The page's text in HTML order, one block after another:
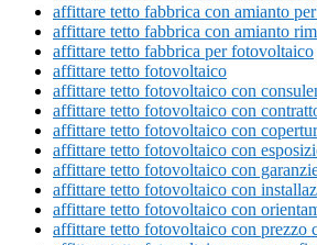
affittare tetto fabbrica con amianto
affittare tetto fabbrica con amianto
affittare tetto fabbrica per fotovoltaico
affittare tetto fotovoltaico
affittare tetto fotovoltaico con
affittare tetto fotovoltaico con
affittare tetto fotovoltaico con
affittare tetto fotovoltaico con
affittare tetto fotovoltaico con
affittare tetto fotovoltaico con
affittare tetto fotovoltaico con
affittare tetto fotovoltaico con prezzo